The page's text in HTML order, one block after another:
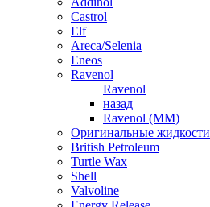
Castrol
Elf
Areca/Selenia
Eneos
Ravenol
Ravenol
назад
Ravenol (ММ)
Оригинальные жидкости
British Petroleum
Turtle Wax
Shell
Valvoline